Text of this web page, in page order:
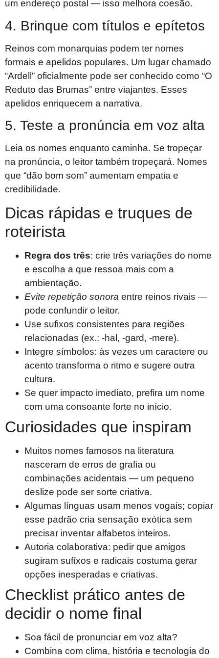
um endereço postal — isso melhora coesão.
4. Brinque com títulos e epítetos
Reinos com monarquias podem ter nomes
formais e apelidos populares. Um lugar chamado
“Ardell” oficialmente pode ser conhecido como “O
Reduto das Brumas” entre viajantes. Esses
apelidos enriquecem a narrativa.
5. Teste a pronúncia em voz alta
Leia os nomes enquanto caminha. Se tropeçar
na pronúncia, o leitor também tropeçará. Nomes
que “dão bom som” aumentam empatia e
credibilidade.
Dicas rápidas e truques de
roteirista
Regra dos três: crie três variações do nome
e escolha a que ressoa mais com a
ambientação.
Evite repetição sonora entre reinos rivais —
pode confundir o leitor.
Use sufixos consistentes para regiões
relacionadas (ex.: -hal, -gard, -mere).
Integre símbolos: às vezes um caractere ou
acento transforma o ritmo e sugere outra
cultura.
Se quer impacto imediato, prefira um nome
com uma consoante forte no início.
Curiosidades que inspiram
Muitos nomes famosos na literatura
nasceram de erros de grafia ou
combinações acidentais — um pequeno
deslize pode ser sorte criativa.
Algumas línguas usam menos vogais; copiar
esse padrão cria sensação exótica sem
precisar inventar alfabetos inteiros.
Autoria colaborativa: pedir que amigos
sugiram sufíxos e radicais costuma gerar
opções inesperadas e criativas.
Checklist prático antes de
decidir o nome final
Soa fácil de pronunciar em voz alta?
Combina com clima, história e tecnologia do